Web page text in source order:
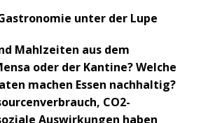
unter der Lupe
Mahlzeiten aus dem
oder der Kantine? Welche
machen Essen nachhaltig?
CO2-
Auswirkungen haben